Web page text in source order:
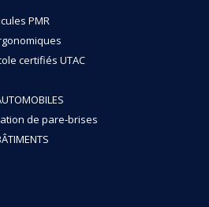
PMR
certifiés UTAC
de pare-brises